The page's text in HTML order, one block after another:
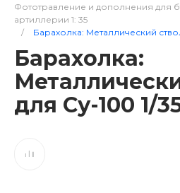
Фототравление и дополнения для
артиллерии 1: 35
/
Барахолка: Металлический
Барахолка:
для Су-100 1/